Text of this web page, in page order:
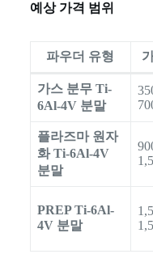
예상 가격 범위
파우더 유형
가스 분무 Ti-
6Al-4V 분말
플라즈마 원자
화 Ti-6Al-4V
분말
PREP Ti-6Al-
4V 분말